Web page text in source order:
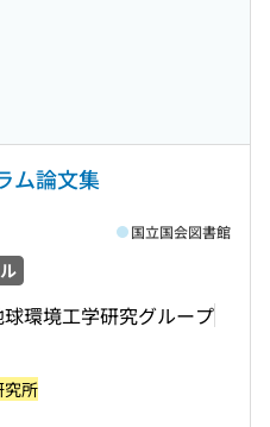
ム論文集
環境工学研究グループ
国立国会図書館
究所